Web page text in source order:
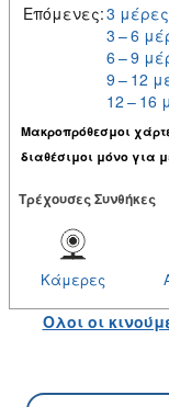
Επόμενες:3 μέρες
3 – 6
6 – 9
9 – 12
12 – 16
Μακροπρόθεσμοι
διαθέσιμοι μόνο για
Tρέχουσες Συνθήκες
Κάμερες
Ολοι οι